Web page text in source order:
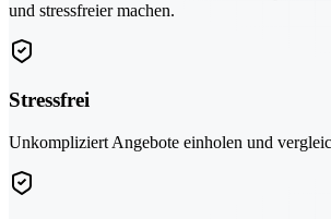
und stressfreier machen.
Stressfrei
Unkompliziert Angebote einholen und